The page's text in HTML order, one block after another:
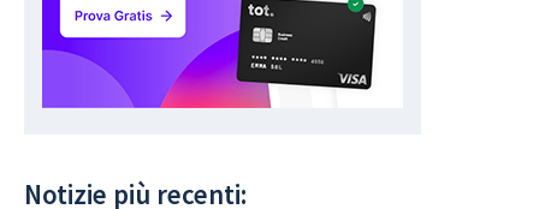
Notizie più recenti: